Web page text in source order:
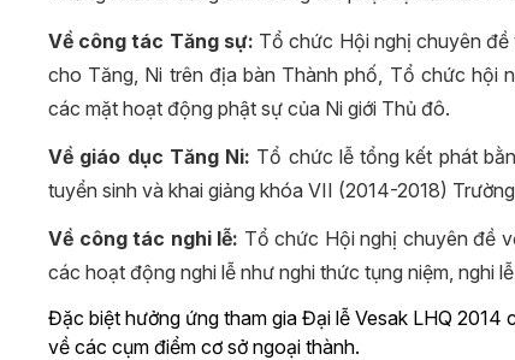
Về công tác Tăng sự: Tổ chức Hội nghị chuyên
cho Tăng, Ni trên địa bàn Thành phố, Tổ chức hội
các mặt hoạt động phật sự của Ni giới Thủ đô.
Về giáo dục Tăng Ni: Tổ chức lễ tổng kết phát
tuyển sinh và khai giảng khóa VII (2014-2018)
Về công tác nghi lễ: Tổ chức Hội nghị chuyên đề
các hoạt động nghi lễ như nghi thức tụng niệm, nghi
Đặc biệt hưởng ứng tham gia Đại lễ Vesak LHQ
về các cụm điểm cơ sở ngoại thành.